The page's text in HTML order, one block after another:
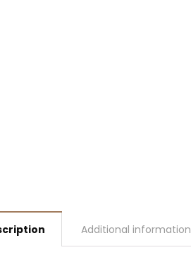
Additional information